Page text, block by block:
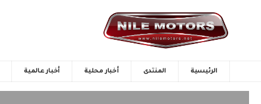
الرئيسية المنتدى أخبار محلية أخبار عالمية